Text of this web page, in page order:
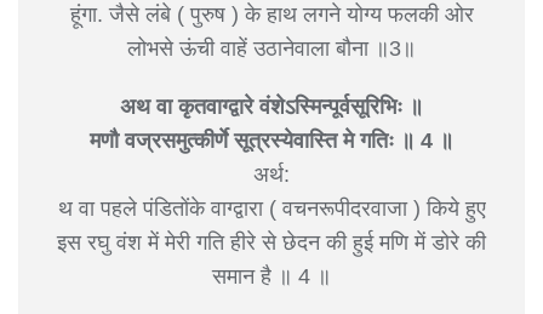
हूंगा. जैसे लंबे ( पुरुष ) के हाथ लगने योग्य फलकी ओर
लोभसे ऊंची वाहें उठानेवाला बौना ॥3॥
अथ वा कृतवाग्द्वारे वंशेऽस्मिन्पूर्वसूरिभिः ॥
मणौ वज्रसमुत्कीर्णे सूत्रस्येवास्ति मे गतिः ॥ 4 ॥
अर्थ:
थ वा पहले पंडितोंके वाग्द्वारा ( वचनरूपीदरवाजा ) किये हुए
इस रघु वंश में मेरी गति हीरे से छेदन की हुई मणि में डोरे की
समान है ॥ 4 ॥